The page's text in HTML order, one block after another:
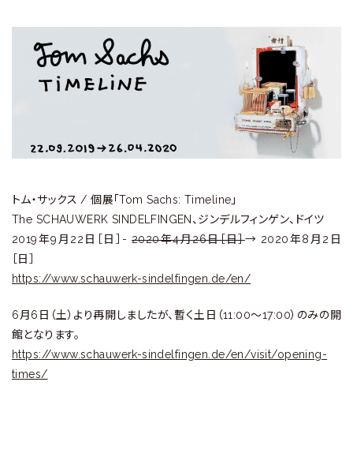
トム・サックス / 個展「Tom Sachs: Timeline」
The SCHAUWERK SINDELFINGEN、ジンデルフィンゲン、ドイツ
2019年9月22日［日］- 2020年4月26日［日］→ 2020年8月2日
［日］
https://www.schauwerk-sindelfingen.de/en/
6月6日（土）より再開しましたが、暫く土日（11:00〜17:00）のみの開
館となります。
https://www.schauwerk-sindelfingen.de/en/visit/opening-
times/